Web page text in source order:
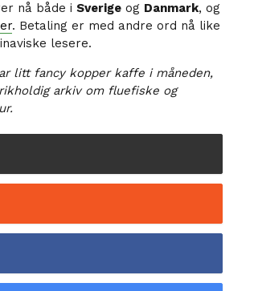
nå både i Sverigeog Danmark, og
. Betaling er med andre ord nå like
lesere.
litt fancy kopper kaffe i måneden,
arkiv om fluefiske og